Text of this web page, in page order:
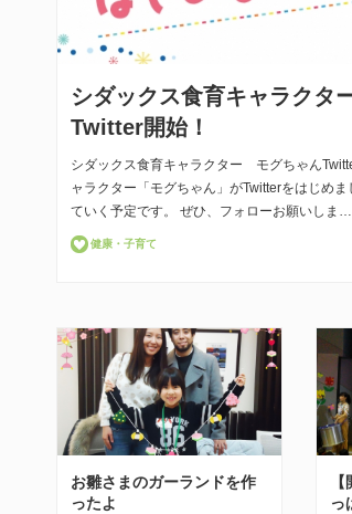
シダックス食育キャラク
Twitter開始！
シダックス食育キャラクター モグちゃん
ャラクター「モグちゃん」がTwitterをはじめ
ていく予定です。 ぜひ、フォローお願いしま…
健康・子育て
お雛さまのガーランドを作
ったよ
っ